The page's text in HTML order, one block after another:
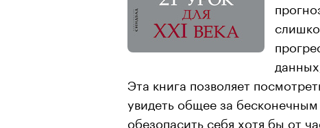
Эта книга позволяет
увидеть общее за
обезопасить себя хотя бы от